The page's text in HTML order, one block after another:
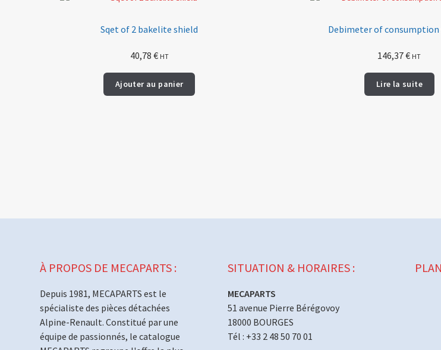
Sqet of 2 bakelite shield
40,78 € HT
Ajouter au panier
Debimeter of consumption
146,37€ HT
Lire la suite
À PROPOS DE MECAPARTS :
Depuis 1981, MECAPARTS est le
spécialiste des pièces détachées
Alpine-Renault. Constitué par une
équipe de passionnés, le catalogue
SITUATION & HORAIRES :
MECAPARTS
51 avenue Pierre Bérégovoy
18000 BOURGES
Tél : +33 2 48 50 70 01